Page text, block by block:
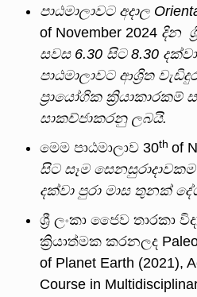
පාඨමාලාවට අදාල
of November 2024 දින
සවස6.30 සිට8.30 දක්වා
පාඨමාලාවට ආශ්‍රිත
ප්‍රායෝගික ක්‍රියාකාරකම්
සාකච්ජාකරනු ලබයි.
මෙම පාඨමාලාව 30th of
සිට සෑම සෙනසුරාදාවකම
දක්වා පුරා මාස තුනක්
ශ්‍රී ලංකා ජෛව තාරකා
ක්‍රියාත්මක කරනලද
of Planet Earth (2021),
Course in